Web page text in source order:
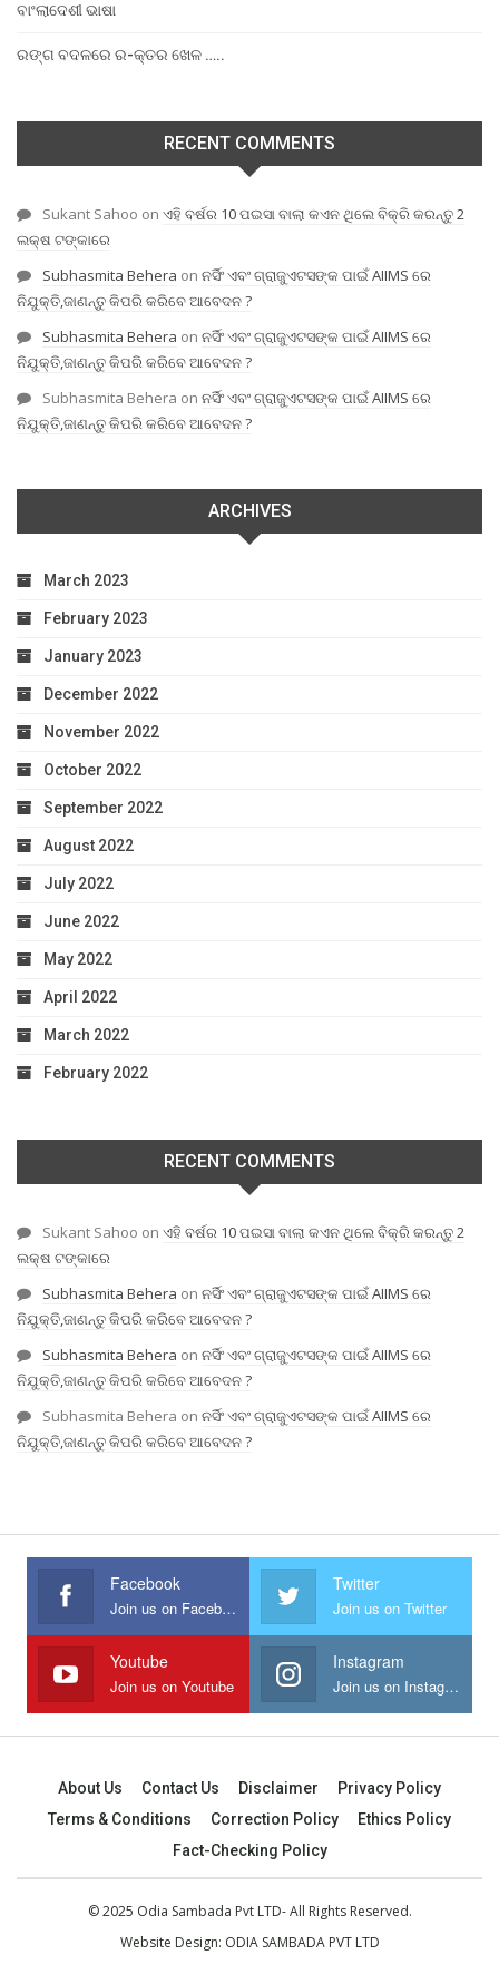
ବାଂଲାଦେଶୀ ଭାଷା
ରଙ୍ଗ ବଦଳରେ ର-କ୍ତର ଖେଳ …..
RECENT COMMENTS
Sukant Sahoo on ଏହି ବର୍ଷର 10 ପଇସା ବାଲା କଏନ ଥିଲେ ବିକ୍ରି କରନ୍ତୁ 2
ଲକ୍ଷ ଟଙ୍କାରେ
Subhasmita Behera on ନର୍ସିଂ ଏବଂ ଗ୍ରାଜୁଏଟସଙ୍କ ପାଇଁ AIIMS ରେ
ନିଯୁକ୍ତି,ଜାଣନ୍ତୁ କିପରି କରିବେ ଆବେଦନ ?
Subhasmita Behera on ନର୍ସିଂ ଏବଂ ଗ୍ରାଜୁଏଟସଙ୍କ ପାଇଁ AIIMS ରେ
ନିଯୁକ୍ତି,ଜାଣନ୍ତୁ କିପରି କରିବେ ଆବେଦନ ?
Subhasmita Behera on ନର୍ସିଂ ଏବଂ ଗ୍ରାଜୁଏଟସଙ୍କ ପାଇଁ AIIMS ରେ
ନିଯୁକ୍ତି,ଜାଣନ୍ତୁ କିପରି କରିବେ ଆବେଦନ ?
ARCHIVES
March 2023
February 2023
January 2023
December 2022
November 2022
October 2022
September 2022
August 2022
July 2022
June 2022
May 2022
April 2022
March 2022
February 2022
RECENT COMMENTS
Sukant Sahoo on ଏହି ବର୍ଷର 10 ପଇସା ବାଲା କଏନ ଥିଲେ ବିକ୍ରି କରନ୍ତୁ 2
ଲକ୍ଷ ଟଙ୍କାରେ
Subhasmita Behera on ନର୍ସିଂ ଏବଂ ଗ୍ରାଜୁଏଟସଙ୍କ ପାଇଁ AIIMS ରେ
ନିଯୁକ୍ତି,ଜାଣନ୍ତୁ କିପରି କରିବେ ଆବେଦନ ?
Subhasmita Behera on ନର୍ସିଂ ଏବଂ ଗ୍ରାଜୁଏଟସଙ୍କ ପାଇଁ AIIMS ରେ
ନିଯୁକ୍ତି,ଜାଣନ୍ତୁ କିପରି କରିବେ ଆବେଦନ ?
Subhasmita Behera on ନର୍ସିଂ ଏବଂ ଗ୍ରାଜୁଏଟସଙ୍କ ପାଇଁ AIIMS ରେ
ନିଯୁକ୍ତି,ଜାଣନ୍ତୁ କିପରି କରିବେ ଆବେଦନ ?
Facebook
Join us on Facebook
Twitter
Join us on Twitter
Youtube
Join us on Youtube
Instagram
Join us on Instagram
About Us Contact Us Disclaimer
Privacy Policy
Terms & Conditions
Correction Policy
Ethics Policy
Fact-Checking Policy
© 2025 Odia Sambada Pvt LTD- All Rights Reserved.
Website Design: ODIA SAMBADA PVT LTD